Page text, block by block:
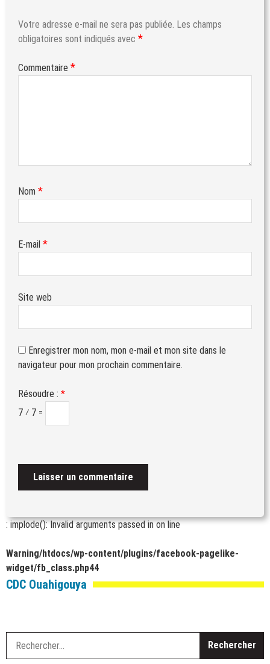
Votre adresse e-mail ne sera pas publiée. Les champs
obligatoires sont indiqués avec *
Commentaire *
Nom *
E-mail *
Site web
Enregistrer mon nom, mon e-mail et mon site dans le
navigateur pour mon prochain commentaire.
Résoudre : *
7 ⁄ 7 =
: implode(): Invalid arguments passed inon line
Warning/htdocs/wp-content/plugins/facebook-pagelike-
widget/fb_class.php44
CDC Ouahigouya